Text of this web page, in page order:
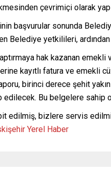
çevrimiçi olarak
başvurular sonunda
yetkilileri, ardından
hak kazanan
kayıtlı fatura ve emekli
birinci derece şehit
Bu belgelere sahip
edilmiş, bizlere servis
Yerel Haber